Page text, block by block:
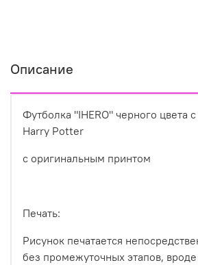
Описание
Футболка "IHERO" черного цвета
Harry Potter
с оригинальным принтом
Печать:
Рисунок печатается
без промежуточных этапов,